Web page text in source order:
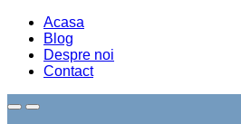
Acasa
Blog
Despre noi
Contact